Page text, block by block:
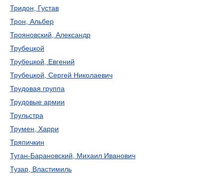
Тридон, Густав
Трон, Альбер
Трояновский, Aлександр
Трубецкой
Трубецкой, Евгений
Трубецкой, Сергей Николаевич
Трудовая группа
Трудовые армии
Трульстра
Трумен, Харри
Тряпичкин
Туган-Барановский, Михаил Иванович
Тузар, Властимиль